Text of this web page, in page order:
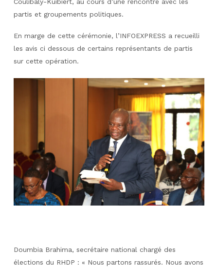
partis et groupements politiques.
En marge de cette cérémonie, l’INFOEXPRESS a recueilli
les avis ci dessous de certains représentants de partis
sur cette opération.
Doumbia Brahima, secrétaire national chargé des
élections du RHDP : « Nous partons rassurés. Nous avons